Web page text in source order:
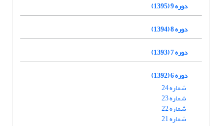
دوره 9 (1395)
دوره 8 (1394)
دوره 7 (1393)
دوره 6 (1392)
شماره 24
شماره 23
شماره 22
شماره 21